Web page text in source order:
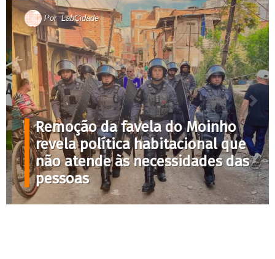
PorLabCidade
Remoção da favela do Moinho
revela política habitacional que
não atende às necessidades das
pessoas